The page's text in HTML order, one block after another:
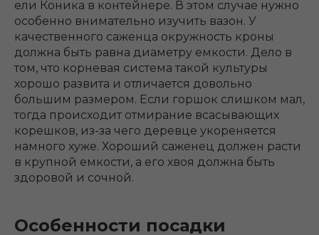
ели Коника в контейнере. В этом случае нужно
особенно внимательно изучить вазон. У
качественного саженца окружность кроны
должна быть равна диаметру емкости. Дело в
том, что корневая система такой культуры
хорошо развита и отличается довольно
большим размером. Если горшок слишком мал,
тогда происходит отмирание всасывающих
корешков, из-за чего деревце укореняется
намного хуже. Хороший саженец должен расти
в крупной емкости, а его хвоя должна быть
здоровой и сочной.
Особенности посадки